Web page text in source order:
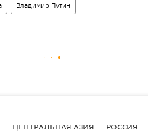
Владимир Путин
ЦЕНТРАЛЬНАЯ АЗИЯ РОССИЯ